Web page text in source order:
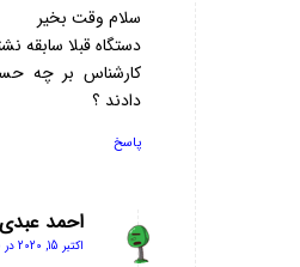
سلام وقت بخیر
دستگاه قبلا سابقه
کارشناس بر چه
دادند ؟
پاسخ
احمد عبدی
گفته:اکتبر 15, 2020 در 6:10 ب.ظ